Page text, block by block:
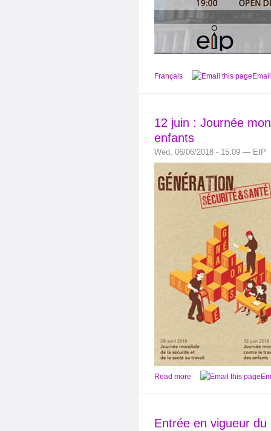
Français
12 juin : Journée
enfants
Wed, 06/06/2018 - 15:09 — EIP
Read more
Entrée en vigueur